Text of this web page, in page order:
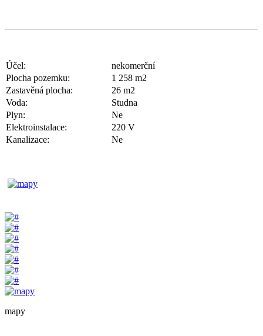
Účel:
nekomerční
Plocha pozemku:
1 258 m2
Zastavěná plocha:
26 m2
Voda:
Studna
Plyn:
Ne
Elektroinstalace:
220 V
Kanalizace:
Ne
mapy